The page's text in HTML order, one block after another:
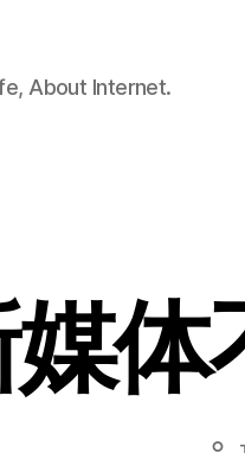
About Internet.
体